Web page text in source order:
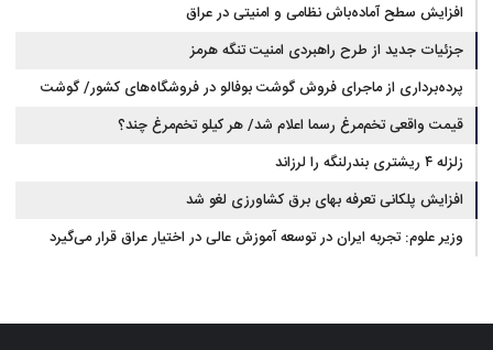
آب در مازندران
افزایش سطح آماده‌باش نظامی و امنیتی در عراق
جزئیات جدید از طرح راهبردی امنیت تنگه هرمز
پرده‌برداری از ماجرای فروش گوشت بوفالو در فروشگاه‌های کشور/ گوشت
بوفالو از کجا وارد می‌شود؟/ هر کیلو بوفالو با چه قیمتی به فروش می‌رود؟
قیمت واقعی تخم‌مرغ رسما اعلام شد/ هر کیلو تخم‌مرغ چند؟
زلزله ۴ ریشتری بندرلنگه را لرزاند
افزایش پلکانی تعرفه بهای برق کشاورزی لغو شد
وزیر علوم: تجربه ایران در توسعه آموزش عالی در اختیار عراق قرار می‌گیرد